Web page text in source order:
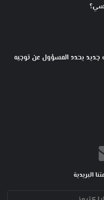
يحدد المسؤول عن توجيه
البريدية